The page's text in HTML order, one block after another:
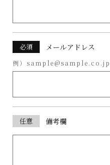
必須 メールアドレス
例）sample@sample.co.jp
任意 備考欄